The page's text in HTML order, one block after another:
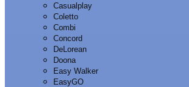
Casualplay
Coletto
Combi
Concord
DeLorean
Doona
Easy Walker
EasyGO